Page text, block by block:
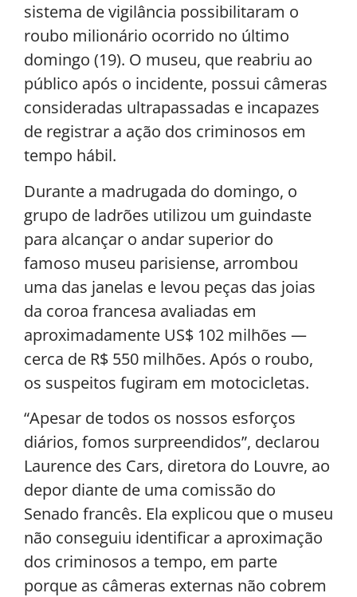
sistema de vigilância possibilitaram o
roubo milionário ocorrido no último
domingo (19). O museu, que reabriu ao
público após o incidente, possui câmeras
consideradas ultrapassadas e incapazes
de registrar a ação dos criminosos em
tempo hábil.
Durante a madrugada do domingo, o
grupo de ladrões utilizou um guindaste
para alcançar o andar superior do
famoso museu parisiense, arrombou
uma das janelas e levou peças das joias
da coroa francesa avaliadas em
aproximadamente US$ 102 milhões —
cerca de R$ 550 milhões. Após o roubo,
os suspeitos fugiram em motocicletas.
“Apesar de todos os nossos esforços
diários, fomos surpreendidos”, declarou
Laurence des Cars, diretora do Louvre, ao
depor diante de uma comissão do
Senado francês. Ela explicou que o museu
não conseguiu identificar a aproximação
dos criminosos a tempo, em parte
porque as câmeras externas não cobrem